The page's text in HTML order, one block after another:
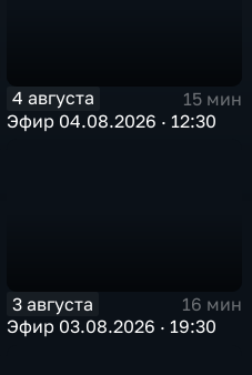
4 августа
15 мин
Эфир 04.08.2026 · 12:30
3 августа
16 мин
Эфир 03.08.2026 · 19:30